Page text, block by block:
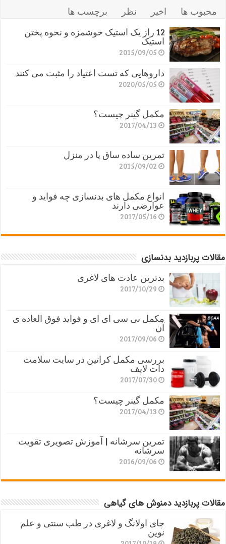
محبوب ها اخیر نظر
برچسب ها
12 راز یک استیک خوشمزه و نحوه پختن
استیک
2015/09/05
داروهایی که تست اعتیاد را مثبت می کنند
2020/05/05
مکمل گینر چیست؟
2017/04/13
تمرین ساده ساق پا در منزل
2015/09/02
انواع مکمل های بدنسازی چه فواید و
عوارضی دارند
2017/05/16
مقالات پربازدید بدنسازی
بدترین عادت های لاغری
2017/10/29
مکمل بی سی ای ای و فواید فوق العاده ی
آن
2017/09/06
بررسی مکمل کراتین در سایت سلامت
دات لایف
2017/07/30
مکمل گینر چیست؟
2017/04/13
تمرین سرشانه | آموزش تصویری تقویت
سرشانه
2016/09/06
مقالات پربازدید دمنوش های گیاهی
چای اولانگ و لاغری در طب سنتی و علم
نوین